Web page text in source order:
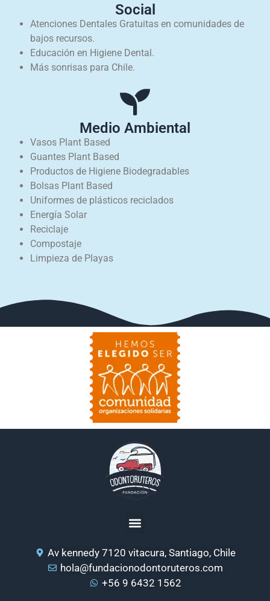
Social
Atenciones Dentales Gratuitas en comunidades de
bajos recursos.
Educación en Higiene Dental.
Más sonrisas para Chile.
Medio Ambiental
Vasos Plant Based
Guantes Plant Based
Productos de Higiene Biodegradables
Bolsas Plant Based
Uniformes de plásticos reciclados
Energía Solar
Reciclaje
Compostaje
Limpieza de Playas
Av kennedy 7120 vitacura, Santiago, Chile
hola@fundacionodontoruteros.com
+56 9 6432 1562